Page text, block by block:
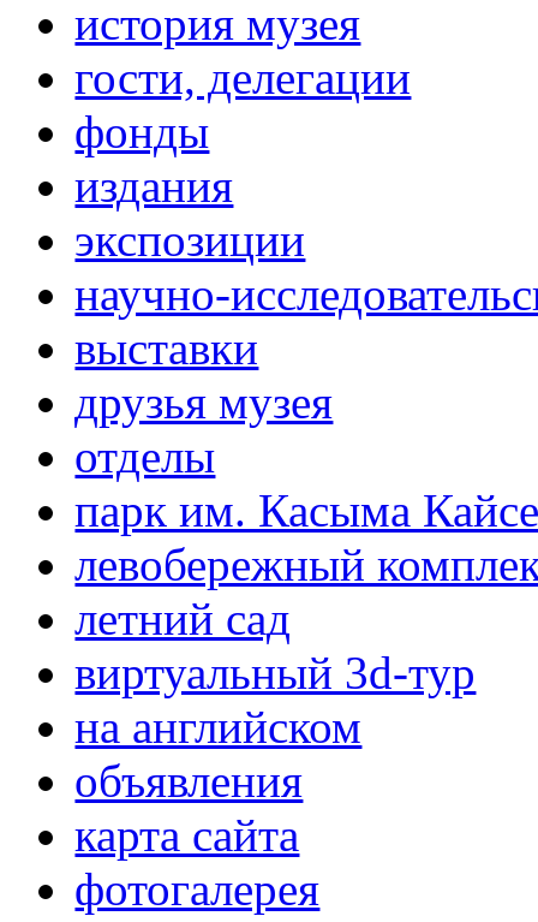
история музея
гости, делегации
фонды
издания
экспозиции
научно-
выставки
друзья музея
отделы
парк им. Касыма
левобережный
летний сад
виртуальный 3d-тур
на английском
объявления
карта сайта
фотогалерея